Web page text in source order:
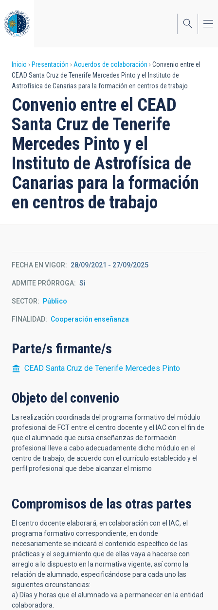
al
contenido
principal
Sobrescribir
enlaces
de
ayuda
a
la
navegación
Inicio Presentación Acuerdos de colaboración
Convenio entre el
CEAD Santa Cruz de Tenerife Mercedes Pinto y el Instituto de
Astrofísica de Canarias para la formación en centros de trabajo
Convenio entre el CEAD
Santa Cruz de Tenerife
Mercedes Pinto y el
Instituto de Astrofísica de
Canarias para la formación
en centros de trabajo
FECHA EN VIGOR 28/09/2021 - 27/09/2025
ADMITE PRÓRROGA Si
SECTOR Público
FINALIDAD Cooperación enseñanza
Parte/s firmante/s
CEAD Santa Cruz de Tenerife Mercedes Pinto
Objeto del convenio
La realización coordinada del programa formativo del módulo
profesional de FCT entre el centro docente y el IAC con el fin de
que el alumnado que cursa enseñanzas de formación
profesional lleve a cabo adecuadamente dicho módulo en el
centro de trabajo, de acuerdo con el currículo establecido y el
perfil profesional que debe alcanzar el mismo
Compromisos de las otras partes
El centro docente elaborará, en colaboración con el IAC, el
programa formativo correspondiente, en donde
necesariamente se indicará el contenido específico de las
prácticas y el seguimiento que de ellas vaya a hacerse con
arreglo a lo dispuesto en la normativa vigente, así como la
relación de alumnado, especificándose para cada uno las
siguientes circunstancias:
a) Días y horas que el alumnado va a permanecer en la entidad
colaboradora.